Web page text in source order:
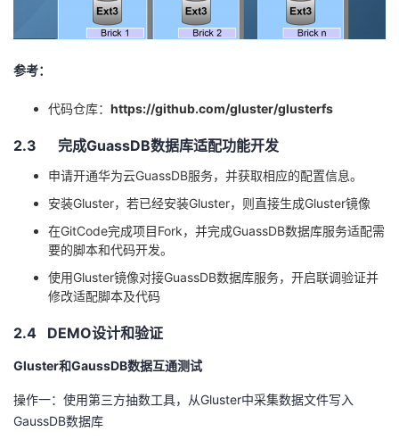
参考：
代码仓库： https://github.com/gluster/glusterfs
2.3 完成GuassDB数据库适配功能开发
申请开通华为云GuassDB服务，并获取相应的配置信息。
安装Gluster，若已经安装Gluster，则直接生成Gluster镜像
在GitCode完成项目Fork，并完成GuassDB数据库服务适配需
要的脚本和代码开发。
使用Gluster镜像对接GuassDB数据库服务，开启联调验证并
修改适配脚本及代码
2.4 DEMO设计和验证
Gluster和GaussDB数据互通测试
操作一：使用第三方抽数工具，从Gluster中采集数据文件写入
GaussDB数据库